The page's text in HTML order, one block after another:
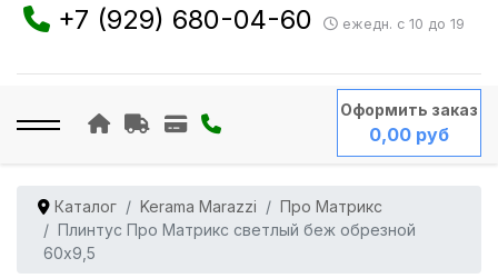
+7 (929) 680-04-60 ежедн. с 10 до 19
Оформить заказ
0,00 руб
Каталог Kerama Marazzi
Про Матрикс
Плинтус Про Матрикс светлый беж обрезной
60x9,5